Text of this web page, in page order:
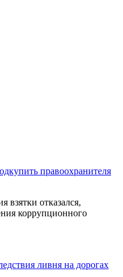
правоохранителя
взятки отказался,
коррупционного
ливня на дорогах